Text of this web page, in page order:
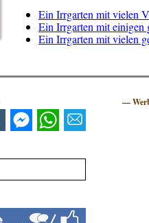
Ein Irrgarten mit vielen
Ein Irrgarten mit einigen
Ein Irrgarten mit vielen
—